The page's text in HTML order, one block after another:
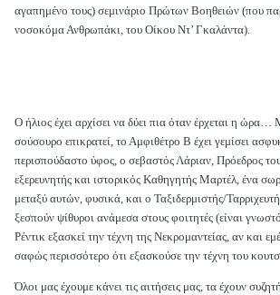
αγαπημένο τους) σεμινάριο Πρώτων Βοηθειών (που
νοσοκόμα Ανθρωπάκι, του Οίκου Ντ’ Γκαλάντα).
Ο ήλιος έχει αρχίσει να δύει πια όταν έρχεται η
σούσουρο επικρατεί, το Αμφιθέτρο Β έχει γεμίσει
περισπούδαστο ύφος, ο σεβαστός Λάριαν, Πρόεδρος
εξερευνητής και ιστορικός Καθηγητής Μαρτέλ, ένα
μεταξύ αυτών, φυσικά, και ο Ταξιδερμιστής/
ξεσπούν ψίθυροι ανάμεσα στους φοιτητές (είναι
Ρέντικ εξασκεί την τέχνη της Νεκρομαντείας, αν και
σαφώς περισσότερο ότι εξασκούσε την τέχνη του
Όλοι μας έχουμε κάνει τις αιτήσεις μας, τα έχουν